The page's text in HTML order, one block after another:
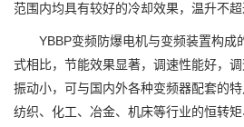
范围内均具有较好的冷却效果，温升不超
YBBP变频防爆电机与变频装置构成
式相比，节能效果显著，调速性能好，调
振动小，可与国内外各种变频器配套的特
纺织、化工、冶金、机床等行业的恒转